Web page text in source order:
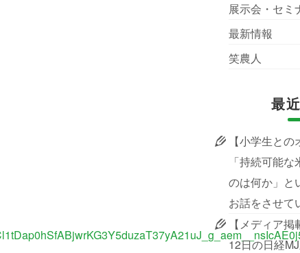
展示会・セミ
最新情報
笑農人
最
【小学生との
「持続可能
のは何か」と
お話をさせて
【メディア
12日の日経